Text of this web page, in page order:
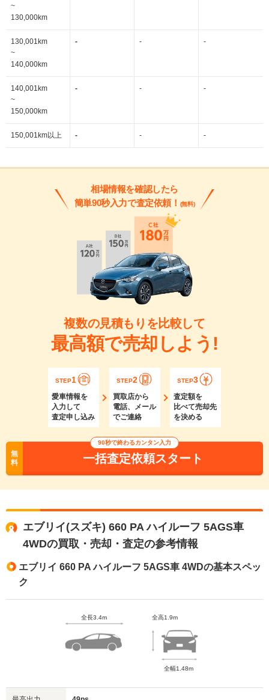
~
130,000km
130,001km
~
140,000km
- - -
140,001km
~
150,000km
- - -
150,001km以上 - - -
相場情報を確認したら
簡単90秒入力で査定依頼！ (無料)
複数の見積もりを比較して
最高額で売却しよう!
STEP1
愛車情報を
入力して
査定申し込み
STEP2
買取店から
電話、メール
でご連絡
STEP3
査定額を
比べて売却先
を決める
無
料
90秒で終わるカンタン入力
一括査定依頼スタート
エブリイ(スズキ) 660 PA ハイルーフ 5AGS車
4WDの買取・売却・査定の参考情報
エブリイ 660 PA ハイルーフ 5AGS車 4WDの基本スペッ
ク
全長3.4m 全高1.9m
全幅1.48m